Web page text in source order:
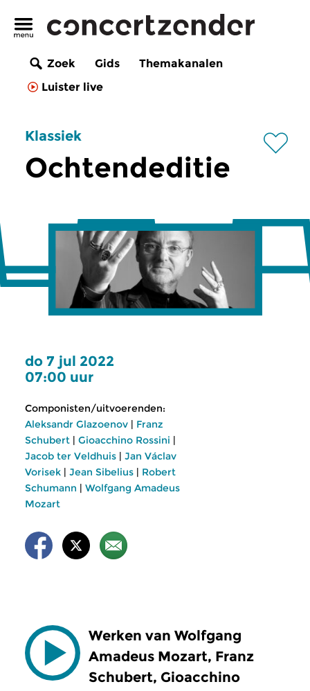
Zoek Gids
Themakanalen
Luister live
Klassiek
Ochtendeditie
do 7 jul 2022
07:00 uur
Componisten/uitvoerenden:
Aleksandr Glazoenov | Franz
Schubert | Gioacchino Rossini |
Jacob ter Veldhuis | Jan Václav
Vorisek | Jean Sibelius | Robert
Schumann | Wolfgang Amadeus
Mozart
Werken van Wolfgang
Amadeus Mozart, Franz
Schubert, Gioacchino